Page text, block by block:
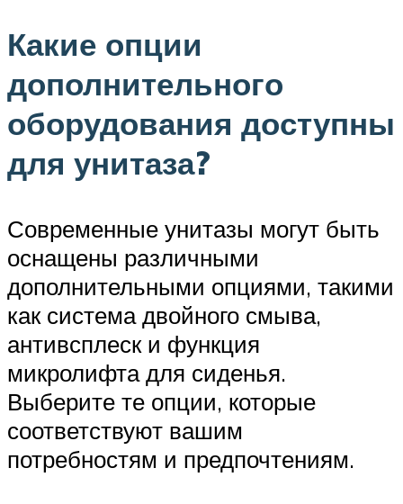
Какие опции
дополнительного
оборудования доступны
для унитаза?
Современные унитазы могут быть
оснащены различными
дополнительными опциями, такими
как система двойного смыва,
антивсплеск и функция
микролифта для сиденья.
Выберите те опции, которые
соответствуют вашим
потребностям и предпочтениям.